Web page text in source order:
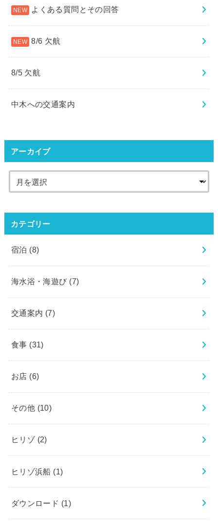
よくある質問とその回答
8/6 欠航
8/5 欠航
中木への交通案内
アーカイブ
カテゴリー
宿泊 (8)
海水浴・海遊び (7)
交通案内 (7)
食事 (31)
お店 (6)
その他 (10)
ヒリゾ (2)
ヒリゾ浜船 (1)
ダウンロード (1)